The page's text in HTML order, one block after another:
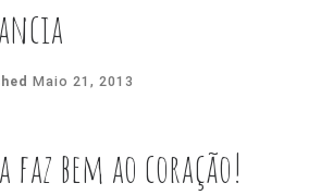
Maio 21, 2013
bem ao coração!